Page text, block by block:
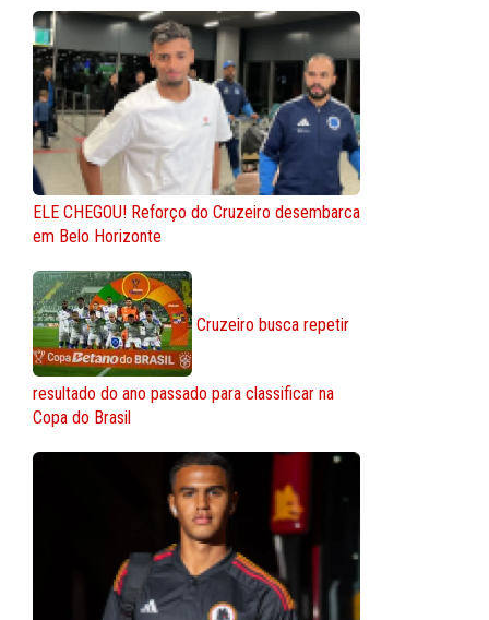
ELE CHEGOU! Reforço do Cruzeiro desembarca
em Belo Horizonte
Cruzeiro busca repetir
resultado do ano passado para classificar na
Copa do Brasil